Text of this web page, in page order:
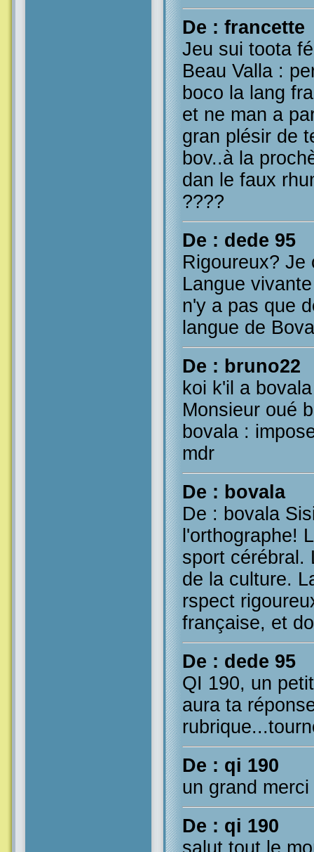
De : francette
Jeu sui toota
Beau Valla :
boco la lang
et ne man a
gran plésir de
bov..à la
dan le faux
????
De : dede 95
Rigoureux? Je
Langue
n'y a pas que
langue de
De : bruno22
koi k'il a
Monsieur oué
bovala :
mdr
De : bovala
De : bovala
l'orthographe!
sport cérébral.
de la culture.
rspect
française, et
De : dede 95
QI 190, un
aura ta
De : qi 190
un grand merci
De : qi 190
salut tout le